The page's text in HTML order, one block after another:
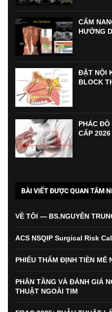
CẨM
HƯỚNG
ĐẶT NỘI
BLOCK
PHÁC ĐỒ
CẤP 2026
BÀI VIẾT ĐƯỢC QUAN TÂM
VỀ TÔI — BS.NGUYỄN
ACS NSQIP Surgical Risk
PHIẾU THẨM ĐỊNH TIỀN MÊ
PHÂN TẦNG VÀ ĐÁNH GIÁ
THUẬT NGOÀI TIM